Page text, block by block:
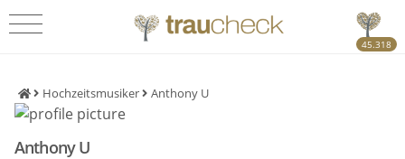
45.318
Hochzeitsmusiker Anthony U
Anthony U